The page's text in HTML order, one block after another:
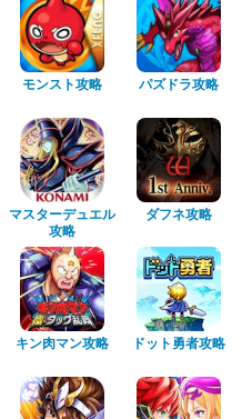
モンスト攻略 パズドラ攻略
マスターデュエル
攻略
ダフネ攻略
キン肉マン攻略 ドット勇者攻略